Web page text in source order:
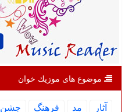
موضوع های موزیك خوان
آثار مد فرهنگ جشن